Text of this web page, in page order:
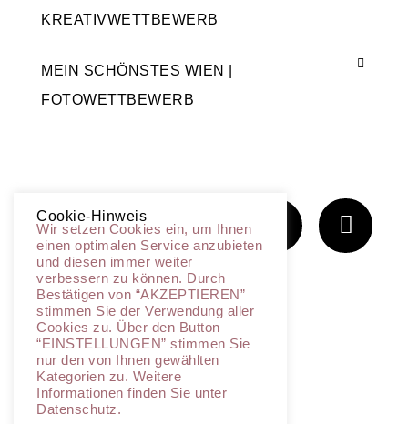
KREATIVWETTBEWERB
MEIN SCHÖNSTES WIEN |
FOTOWETTBEWERB
Impressum–Datenschutz
Cookie-Hinweis
Wir setzen Cookies ein, um Ihnen
einen optimalen Service anzubieten
und diesen immer weiter
verbessern zu können. Durch
Bestätigen von “AKZEPTIEREN”
stimmen Sie der Verwendung aller
Cookies zu. Über den Button
“EINSTELLUNGEN” stimmen Sie
nur den von Ihnen gewählten
Kategorien zu. Weitere
Informationen finden Sie unter
Datenschutz.